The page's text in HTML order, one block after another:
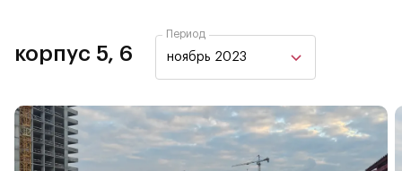
корпус 5, 6
Период
ноябрь 2023